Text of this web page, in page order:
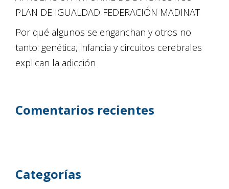
PLAN DE IGUALDAD FEDERACIÓN MADINAT
Por qué algunos se enganchan y otros no
tanto: genética, infancia y circuitos cerebrales
explican la adicción
Comentarios recientes
Categorías